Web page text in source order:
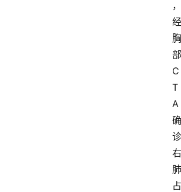
，
经
胸
部
C
T
A
确
诊
右
肺
占